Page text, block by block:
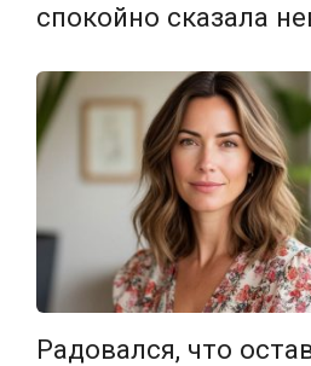
спокойно сказала
Радовался, что